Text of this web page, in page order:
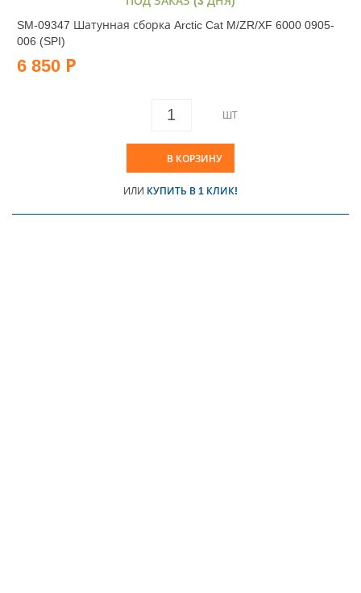
SM-09347 Шатунная сборка Arctic Cat M/ZR/XF 6000 0905-
006 (SPI)
6 850 Р
ШТ
В КОРЗИНУ
ИЛИ КУПИТЬ В 1 КЛИК!